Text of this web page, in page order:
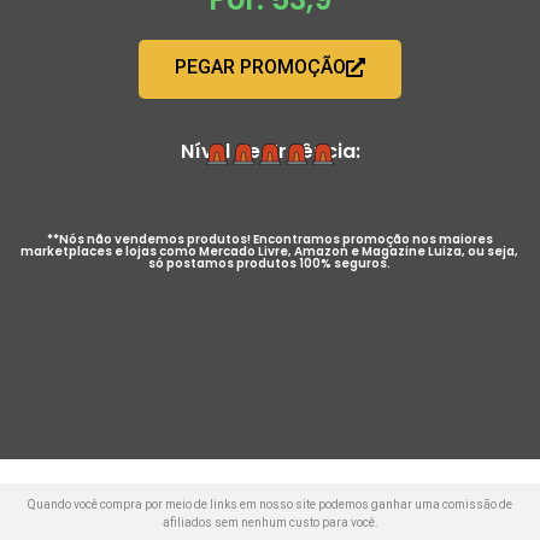
PEGAR PROMOÇÃO
Nível de Urgência:
**Nós não vendemos produtos! Encontramos promoção nos maiores
marketplaces e lojas como Mercado Livre, Amazon e Magazine Luiza, ou seja,
só postamos produtos 100% seguros.
Quando você compra por meio de links em nosso site podemos ganhar uma comissão de
afiliados sem nenhum custo para você.